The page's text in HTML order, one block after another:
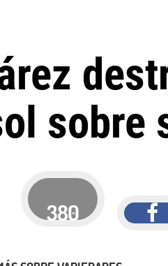
sobre
380